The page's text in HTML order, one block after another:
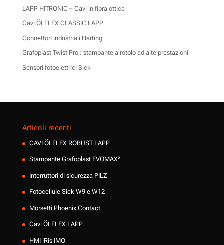
LAPP HITRONIC – Cavi in fibra ottica
Cavi ÖLFLEX CLASSIC LAPP
Connettori industriali Harting
Grafoplast Twist Pro : stampante a rotolo ad alte prestazioni
Sensori fotoelettrici Sick
Articoli recenti
CAVI ÖLFLEX ROBUST LAPP
Stampante Grafoplast EVOMAX²
Interruttori di sicurezza PILZ
Fotocellule Sick W9 e W12
Morsetti Phoenix Contact
Cavi ÖLFLEX LAPP
HMI iRis IMO